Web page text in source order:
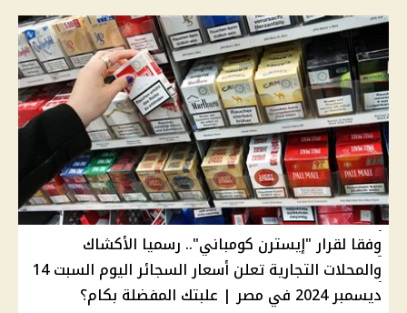
وفقا لقرار "إيسترن كومباني".. رسميا الأكشاك
والمحلات التجارية تعلن أسعار السجائر اليوم السبت 14
ديسمبر 2024 في مصر | علبتك المفضلة بكام؟